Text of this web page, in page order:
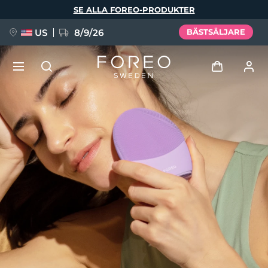
SE ALLA FOREO-PRODUKTER
US 8/9/26 BÄSTSÄLJARE
Användarprofil
Mina enheter
Mina beställningar
Mina adresser
Mina prenumerationer
NYHET
FAQ™ Pure Beauty-Tech Elixir
BREAKING NEWS
issa™ Teeth Whitening Set
Språk
English Deutsch
Español
Français
Italiano
Português
Svenska
Русский
Türkçe
简体中文 繁體中文